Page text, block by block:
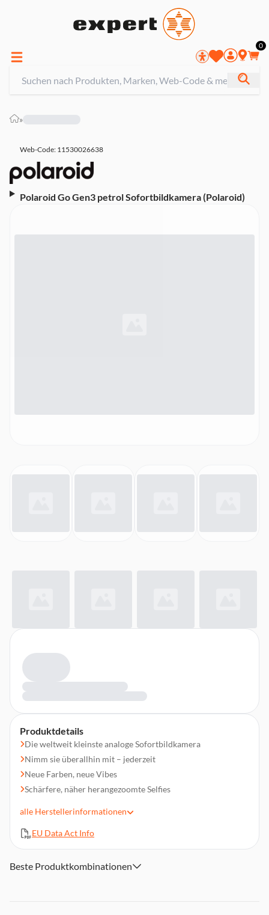
0
»
Web-Code: 11530026638
Polaroid Go Gen3 petrol Sofortbildkamera (Polaroid)
Produktdetails
Die weltweit kleinste analoge Sofortbildkamera
Nimm sie überallhin mit – jederzeit
Neue Farben, neue Vibes
Schärfere, näher herangezoomte Selfies
Lichtverhältnissen
alle Herstellerinformationen
EU Data Act Info
Beste Produktkombinationen